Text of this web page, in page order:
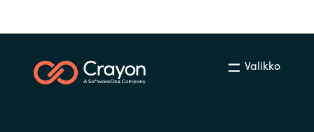
Valikko